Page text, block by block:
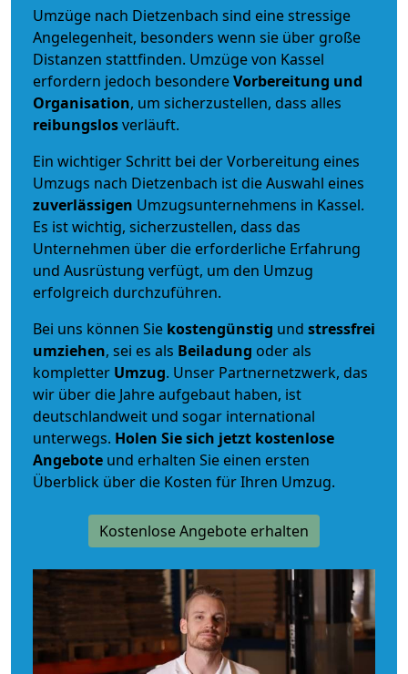
Umzüge nach Dietzenbach sind eine stressige
Angelegenheit, besonders wenn sie über große
Distanzen stattfinden. Umzüge von Kassel
erfordern jedoch besondereVorbereitung und
Organisation, um sicherzustellen, dass alles
reibungslosverläuft.
Ein wichtiger Schritt bei der Vorbereitung eines
Umzugs nach Dietzenbach ist die Auswahl eines
zuverlässigen Umzugsunternehmens in Kassel.
Es ist wichtig, sicherzustellen, dass das
Unternehmen über die erforderliche Erfahrung
und Ausrüstung verfügt, um den Umzug
erfolgreich durchzuführen.
Bei uns können Sie kostengünstig und stressfrei
umziehen, sei es als Beiladung oder als
kompletter Umzug. Unser Partnernetzwerk, das
wir über die Jahre aufgebaut haben, ist
deutschlandweit und sogar international
unterwegs. Holen Sie sich jetzt kostenlose
Angebote und erhalten Sie einen ersten
Überblick über die Kosten für Ihren Umzug.
Kostenlose Angebote erhalten